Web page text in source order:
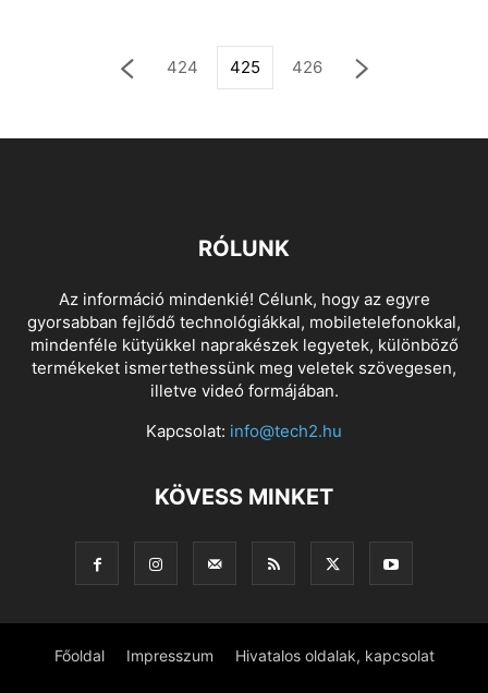
424 425 426
RÓLUNK
Az információ mindenkié! Célunk, hogy az egyre
gyorsabban fejlődő technológiákkal, mobiletelefonokkal,
mindenféle kütyükkel naprakészek legyetek, különböző
termékeket ismertethessünk meg veletek szövegesen,
illetve videó formájában.
Kapcsolat: info@tech2.hu
KÖVESS MINKET
Főoldal Impresszum Hivatalos oldalak, kapcsolat